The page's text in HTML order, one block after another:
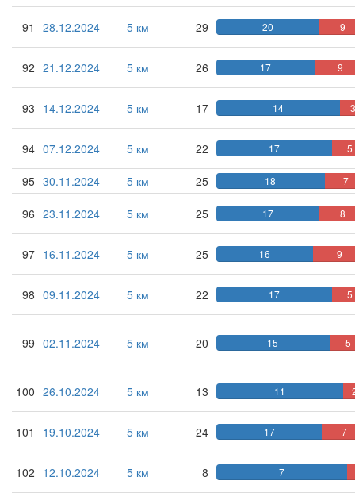
91 28.12.2024 5 км 29 20 9
92 21.12.2024 5 км 26 17 9
93 14.12.2024 5 км 17 14
94 07.12.2024 5 км 22 17 5
95 30.11.2024 5 км 25 18 7
96 23.11.2024 5 км 25 17 8
97 16.11.2024 5 км 25 16 9
98 09.11.2024 5 км 22 17 5
99 02.11.2024 5 км 20 15 5
100 26.10.2024 5 км 13 11
101 19.10.2024 5 км 24 17 7
102 12.10.2024 5 км 8 7